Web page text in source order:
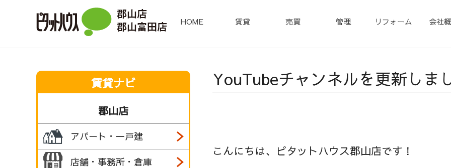
HOME 賃貸 売買 管理 リフォーム 会社
賃貸ナビ
郡山店
アパート・一戸建
店舗・事務所・倉庫
YouTubeチャンネルを更新しま
こんにちは、ピタットハウス郡山店です！